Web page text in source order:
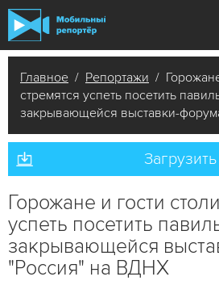
Главное / Репортажи /
стремятся успеть посетить
закрывающейся выставки-
Загрузить
Горожане и гости
успеть посетить
закрывающейся
"Россия" на ВДНХ